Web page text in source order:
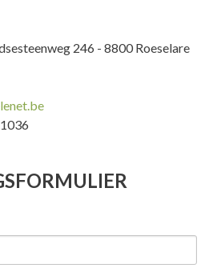
246 - 8800 Roeselare